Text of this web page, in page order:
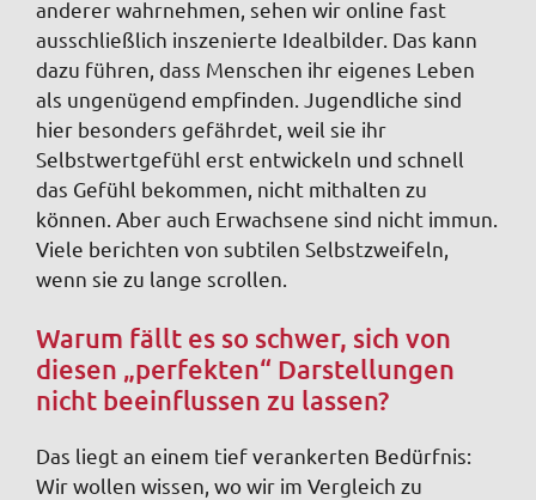
anderer wahrnehmen, sehen wir online fast
ausschließlich inszenierte Idealbilder. Das kann
dazu führen, dass Menschen ihr eigenes Leben
als ungenügend empfinden. Jugendliche sind
hier besonders gefährdet, weil sie ihr
Selbstwertgefühl erst entwickeln und schnell
das Gefühl bekommen, nicht mithalten zu
können. Aber auch Erwachsene sind nicht immun.
Viele berichten von subtilen Selbstzweifeln,
wenn sie zu lange scrollen.
Warum fällt es so schwer, sich von
diesen „perfekten“ Darstellungen
nicht beeinflussen zu lassen?
Das liegt an einem tief verankerten Bedürfnis:
Wir wollen wissen, wo wir im Vergleich zu